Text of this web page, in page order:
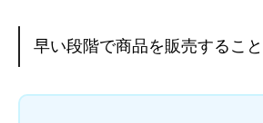
早い段階で商品を販売するこ